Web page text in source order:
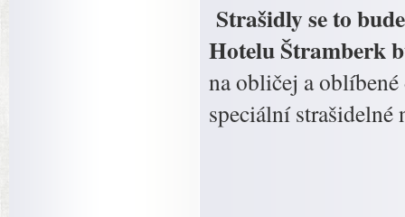
Strašidly se to
Hotelu Štramberk
na obličej a
speciální strašidelné